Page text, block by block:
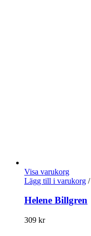
Visa varukorg
Lägg till i varukorg /
Helene Billgren
309 kr